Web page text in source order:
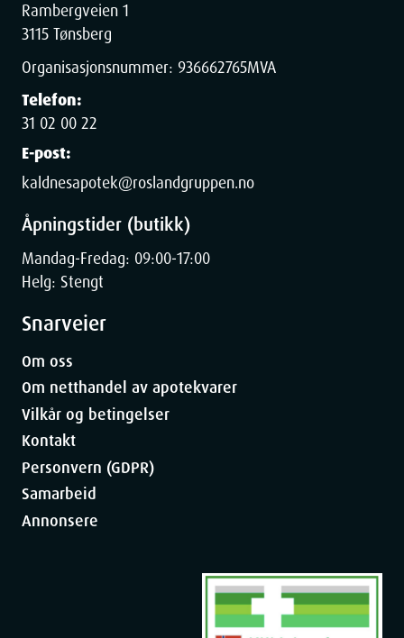
Rambergveien 1
3115 Tønsberg
Organisasjonsnummer: 936662765MVA
Telefon:
31 02 00 22
E-post:
kaldnesapotek@roslandgruppen.no
Åpningstider (butikk)
Mandag-Fredag: 09:00-17:00
Helg: Stengt
Snarveier
Om oss
Om netthandel av apotekvarer
Vilkår og betingelser
Kontakt
Personvern (GDPR)
Samarbeid
Annonsere